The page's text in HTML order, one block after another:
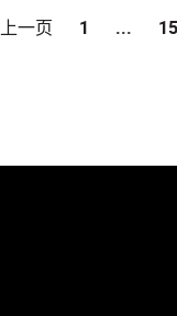
上一页 1 ...